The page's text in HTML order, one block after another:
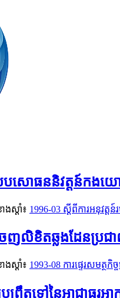
បបសោធននិវត្តន៍កង
ស្តាំ៖ 1996-03 ស្ដីពីការអនុវត្
ចេញលិខិតឆ្លងដែនប្រ
ស្តាំ៖ 1993-08 ការផ្ទេរសមត្ថ
រព្រឹត្តទៅនៃអាជ្ញាធ